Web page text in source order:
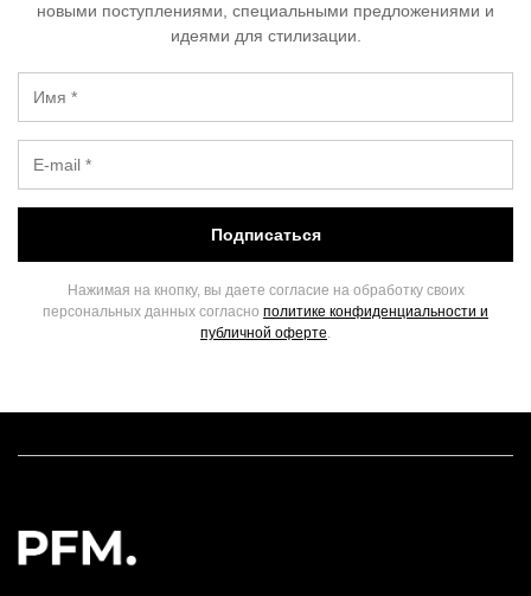
новыми поступлениями, специальными предложениями и
идеями для стилизации.
Подписаться
Нажимая на кнопку, вы даете согласие на обработку своих
персональных данных согласно политике конфиденциальности и
публичной оферте.